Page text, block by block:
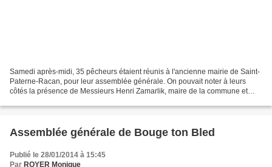
Samedi après-midi, 35 pêcheurs étaient réunis à l'ancienne mairie de Saint-
Paterne-Racan, pour leur assemblée générale. On pouvait noter à leurs
côtés la présence de Messieurs Henri Zamarlik, maire de la commune et
Assemblée générale de Bouge ton Bled
Publié le 28/01/2014 à 15:45
Par ROYER Monique